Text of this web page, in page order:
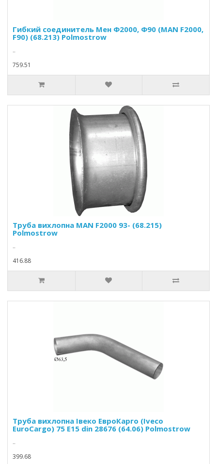
Гибкий соединитель Мен Ф2000, Ф90 (MAN F2000,
F90) (68.213) Polmostrow
..
759.51
Труба вихлопна MAN F2000 93- (68.215)
Polmostrow
..
416.88
Труба вихлопна Івеко ЕвроКарго (Iveco
EuroCargo) 75 E15 din 28676 (64.06) Polmostrow
..
399.68